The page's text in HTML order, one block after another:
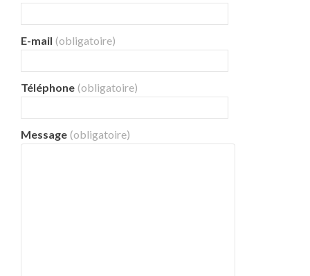
E-mail (obligatoire)
Téléphone (obligatoire)
Message (obligatoire)